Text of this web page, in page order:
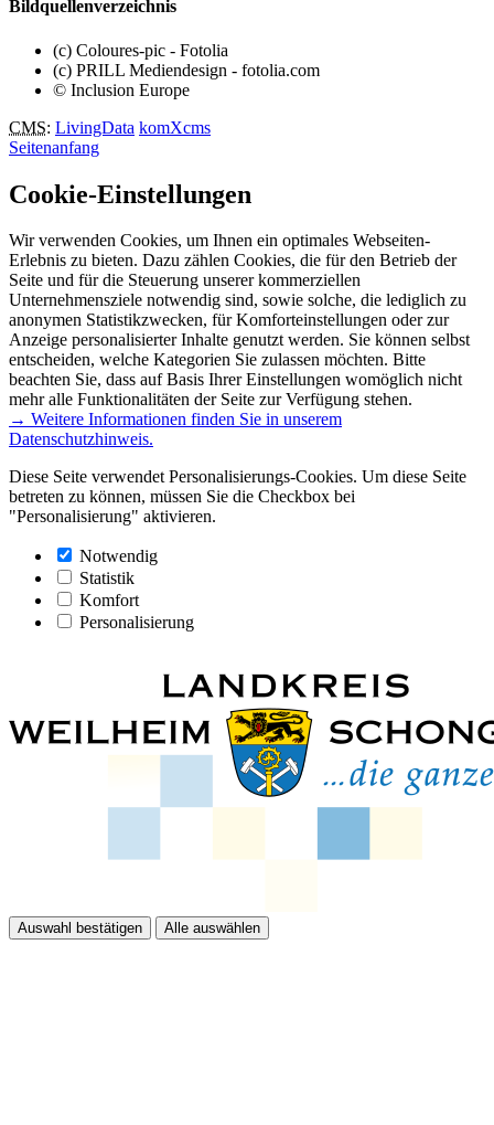
Bildquellenverzeichnis
(c) Coloures-pic - Fotolia
(c) PRILL Mediendesign - fotolia.com
© Inclusion Europe
CMS: LivingData komXcms
Seitenanfang
Cookie-Einstellungen
Wir verwenden Cookies, um Ihnen ein optimales Webseiten-
Erlebnis zu bieten. Dazu zählen Cookies, die für den Betrieb der
Seite und für die Steuerung unserer kommerziellen
Unternehmensziele notwendig sind, sowie solche, die lediglich zu
anonymen Statistikzwecken, für Komforteinstellungen oder zur
Anzeige personalisierter Inhalte genutzt werden. Sie können selbst
entscheiden, welche Kategorien Sie zulassen möchten. Bitte
beachten Sie, dass auf Basis Ihrer Einstellungen womöglich nicht
mehr alle Funktionalitäten der Seite zur Verfügung stehen.
→ Weitere Informationen finden Sie in unserem
Datenschutzhinweis.
Diese Seite verwendet Personalisierungs-Cookies. Um diese Seite
betreten zu können, müssen Sie die Checkbox bei
"Personalisierung" aktivieren.
Notwendig
Statistik
Komfort
Personalisierung
Auswahl bestätigen Alle auswählen